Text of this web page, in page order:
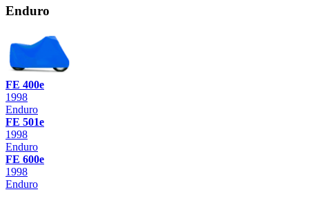
Enduro
FE 400e
1998
Enduro
FE 501e
1998
Enduro
FE 600e
1998
Enduro